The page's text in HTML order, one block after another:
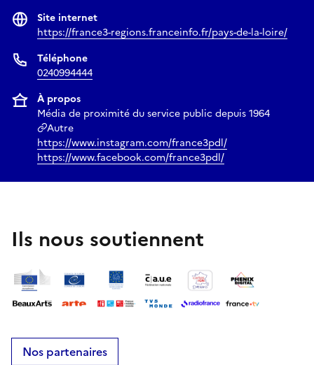
Site internet
https://france3-regions.franceinfo.fr/pays-de-la-loire/
Téléphone
0240994444
À propos
Média de proximité du service public depuis 1964
Autre
https://www.instagram.com/france3pdl/
https://www.facebook.com/france3pdl/
Ils nous soutiennent
Nos partenaires